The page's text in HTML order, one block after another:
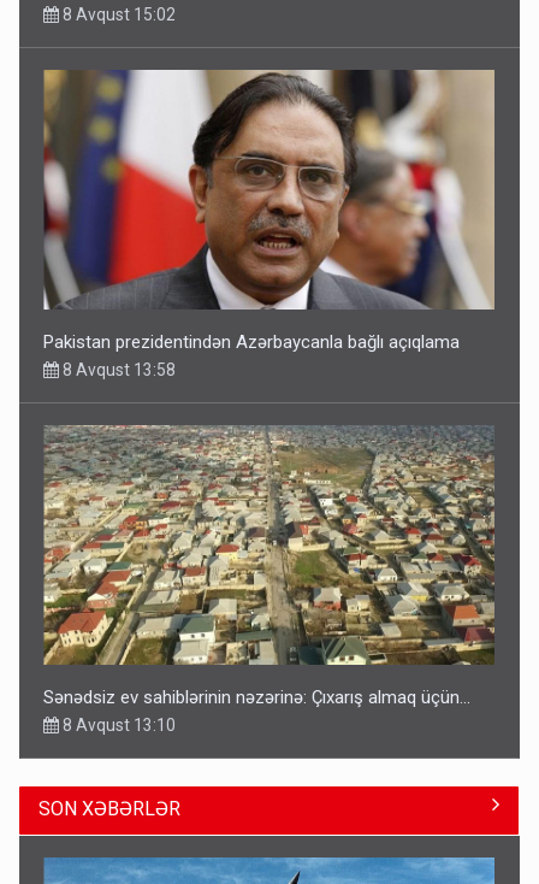
8 Avqust 15:02
Pakistan prezidentindən Azərbaycanla bağlı açıqlama
8 Avqust 13:58
Sənədsiz ev sahiblərinin nəzərinə: Çıxarış almaq üçün...
8 Avqust 13:10
SON XƏBƏRLƏR